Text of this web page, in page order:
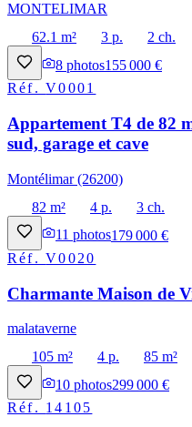
MONTELIMAR
62.1 m²
3 p.
2 ch.
8 photos155 000 €
Réf.V0001
Appartement T4 de 82
sud, garage et cave
Montélimar (26200)
82 m²
4 p.
3 ch.
11 photos179 000 €
Réf.V0020
Charmante Maison de
malataverne
105 m²
4 p.
85 m²
10 photos299 000 €
Réf. 14105